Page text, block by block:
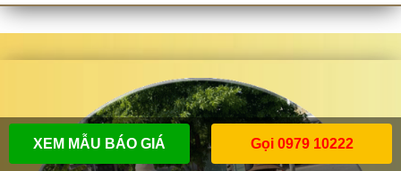
XEM MẪU BÁO GIÁ Gọi 0979 10222